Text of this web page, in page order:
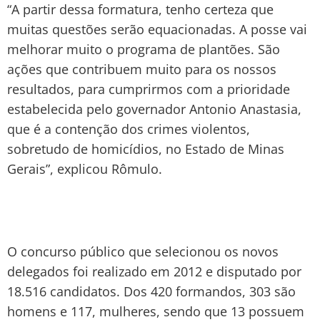
“A partir dessa formatura, tenho certeza que
muitas questões serão equacionadas. A posse vai
melhorar muito o programa de plantões. São
ações que contribuem muito para os nossos
resultados, para cumprirmos com a prioridade
estabelecida pelo governador Antonio Anastasia,
que é a contenção dos crimes violentos,
sobretudo de homicídios, no Estado de Minas
Gerais”, explicou Rômulo.
O concurso público que selecionou os novos
delegados foi realizado em 2012 e disputado por
18.516 candidatos. Dos 420 formandos, 303 são
homens e 117, mulheres, sendo que 13 possuem